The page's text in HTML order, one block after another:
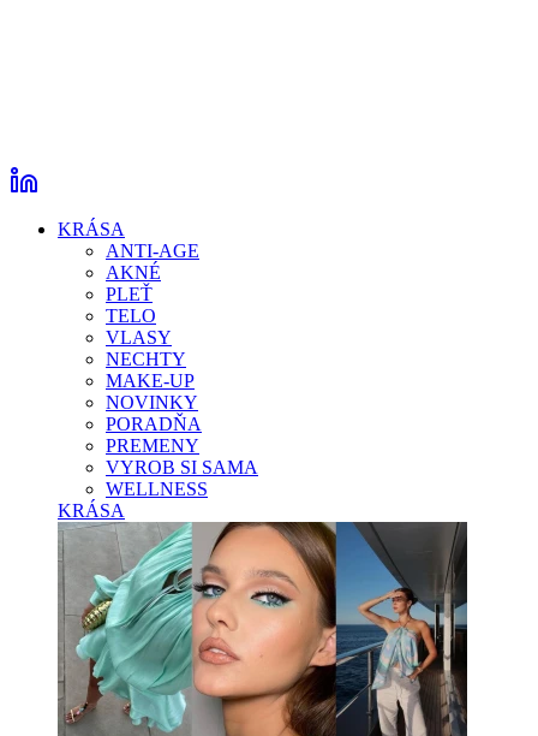
KRÁSA
ANTI-AGE
AKNÉ
PLEŤ
TELO
VLASY
NECHTY
MAKE-UP
NOVINKY
PORADŇA
PREMENY
VYROB SI SAMA
WELLNESS
KRÁSA